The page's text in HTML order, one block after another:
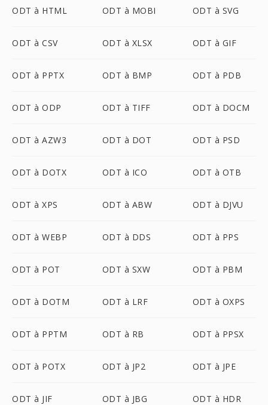
ODT à HTML ODT à MOBI ODT à SVG
ODT à CSV ODT à XLSX ODT à GIF
ODT à PPTX ODT à BMP ODT à PDB
ODT à ODP ODT à TIFF ODT à DOCM
ODT à AZW3 ODT à DOT ODT à PSD
ODT à DOTX ODT à ICO ODT à OTB
ODT à XPS ODT à ABW ODT à DJVU
ODT à WEBP ODT à DDS ODT à PPS
ODT à POT ODT à SXW ODT à PBM
ODT à DOTM ODT à LRF ODT à OXPS
ODT à PPTM ODT à RB ODT à PPSX
ODT à POTX ODT à JP2 ODT à JPE
ODT à JIF ODT à JBG ODT à HDR